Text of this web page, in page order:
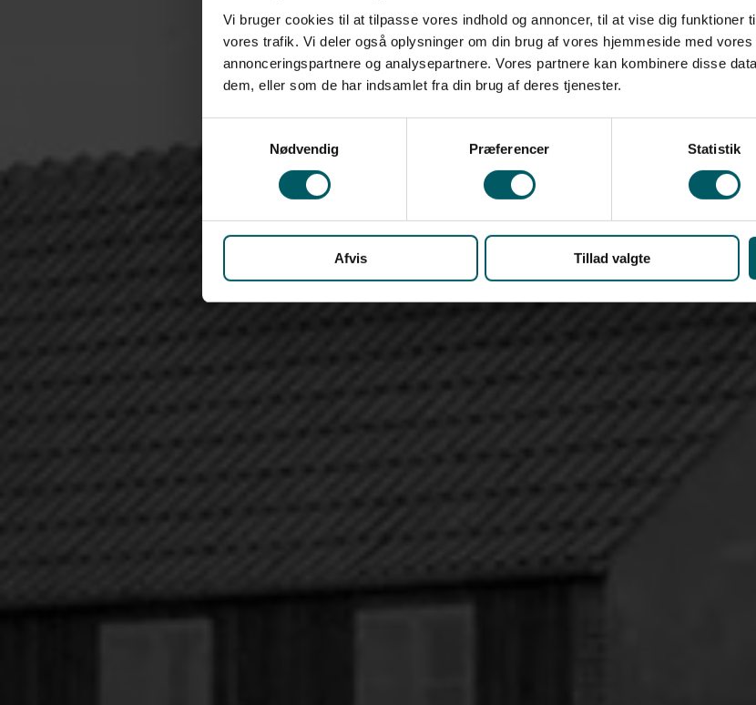
Vi bruger cookies til at tilpasse vores indhold og annoncer, til at vise dig funktioner
vores trafik. Vi deler også oplysninger om din brug af vores hjemmeside med
annonceringspartnere og analysepartnere. Vores partnere kan kombinere disse
dem, eller som de har indsamlet fra din brug af deres tjenester.
Nødvendig
Præferencer Statistik
Afvis Tillad valgte